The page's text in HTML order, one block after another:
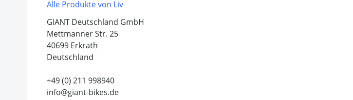
Alle Produkte von Liv
GIANT Deutschland GmbH
Mettmanner Str. 25
40699 Erkrath
Deutschland
+49 (0) 211 998940
info@giant-bikes.de